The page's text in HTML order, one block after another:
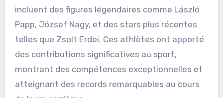
incluent des figures légendaires comme László
Papp, József Nagy, et des stars plus récentes
telles que Zsolt Erdei. Ces athlètes ont apporté
des contributions significatives au sport,
montrant des compétences exceptionnelles et
atteignant des records remarquables au cours